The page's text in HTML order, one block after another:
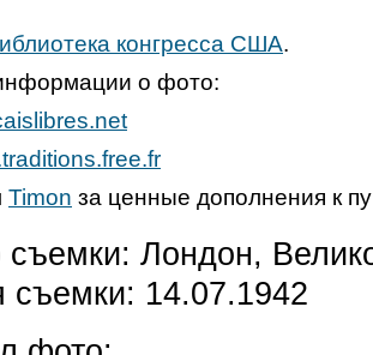
конгресса США.
о фото:
Timon за ценные дополнения к
съемки: Лондон,
съемки: 14.07.1942